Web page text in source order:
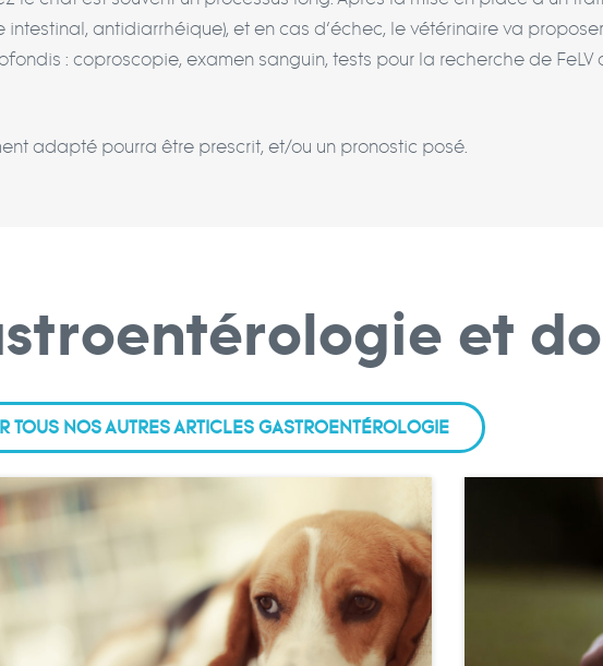
antidiarrhéique), et en cas d’échec, le vétérinaire va
: coproscopie, examen sanguin, tests pour la recherche de
adapté pourra être prescrit, et/ou un pronostic posé.
et
TOUS NOS AUTRES ARTICLES GASTROENTÉROLOGIE